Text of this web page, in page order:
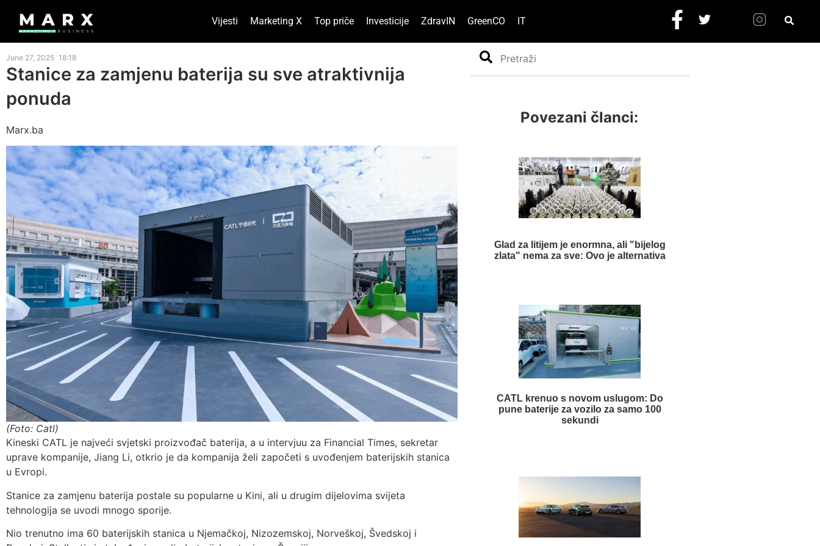
Vijesti Marketing X Top priče Investicije ZdravIN GreenCO IT
June 27, 2025 18:18
Stanice za zamjenu baterija su sve atraktivnija
ponuda
Marx.ba
(Foto: Catl)
Kineski CATL je najveći svjetski proizvođač baterija, a u intervjuu za Financial Times, sekretar
uprave kompanije, Jiang Li, otkrio je da kompanija želi započeti s uvođenjem baterijskih stanica
u Evropi.
Stanice za zamjenu baterija postale su popularne u Kini, ali u drugim dijelovima svijeta
tehnologija se uvodi mnogo sporije.
Nio trenutno ima 60 baterijskih stanica u Njemačkoj, Nizozemskoj, Norveškoj, Švedskoj i
Search
Povezani članci:
Glad za litijem je enormna, ali "bijelog
zlata" nema za sve: Ovo je alternativa
CATL krenuo s novom uslugom: Do
pune baterije za vozilo za samo 100
sekundi